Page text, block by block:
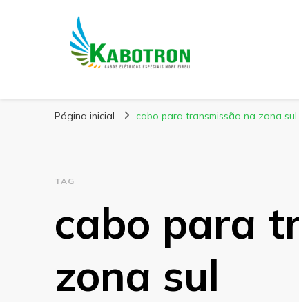
Kabotron
Página inicial cabo para transmissão na zona sul
TAG
cabo para
zona sul